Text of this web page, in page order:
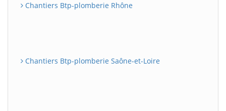
Chantiers Btp-plomberie Rhône
Chantiers Btp-plomberie Saône-et-Loire